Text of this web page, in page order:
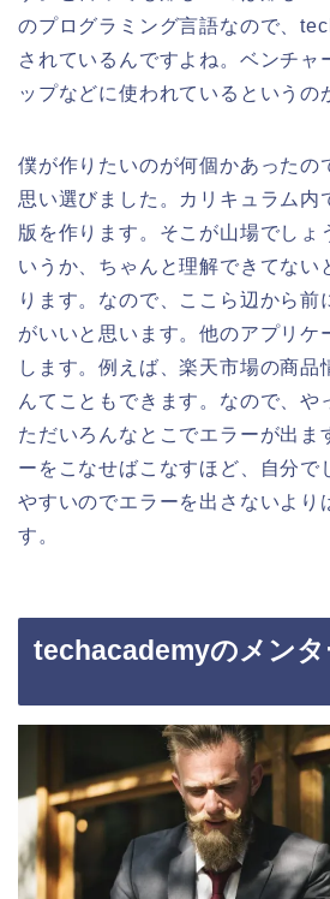
のプログラミング言語なので、
されているんですよね。ベンチャ
ップなどに使われているというの
僕が作りたいのが何個かあったの
思い選びました。カリキュラム内
版を作ります。そこが山場でしょ
いうか、ちゃんと理解できてない
ります。なので、ここら辺から前
がいいと思います。他のアプリケ
します。例えば、楽天市場の商品
んてこともできます。なので、や
ただいろんなとこでエラーが出
ーをこなせばこなすほど、自分で
やすいのでエラーを出さないより
す。
techacademyのメンタ